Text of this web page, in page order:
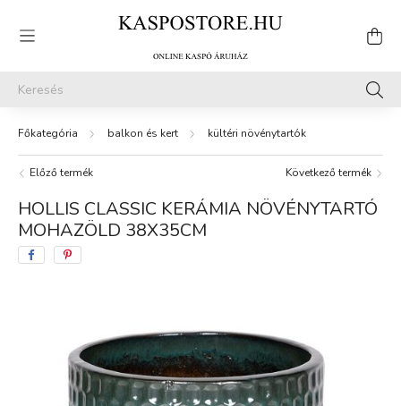
balkon és kert kültéri növénytartók
Előző termék Következő termék
HOLLIS CLASSIC KERÁMIA NÖVÉNYTARTÓ
MOHAZÖLD 38X35CM